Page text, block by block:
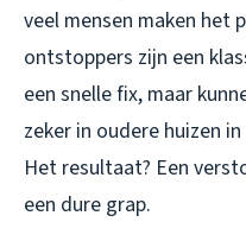
veel mensen maken het
ontstoppers zijn een
een snelle fix, maar
zeker in oudere huizen
Het resultaat? Een
een dure grap.